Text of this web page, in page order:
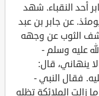
أحد النقباء. شهد
عن جابر بن عبد
الثوب عن وجهه
عليه وسلم -
ينهاني، قال:
فقال النبي -
زالت الملائكة تظله